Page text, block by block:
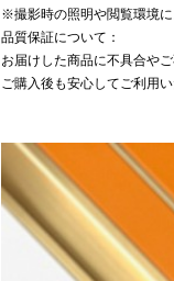
※撮影時の照明や閲覧環境に
品質保証について：
お届けした商品に不具合や
ご購入後も安心してご利用